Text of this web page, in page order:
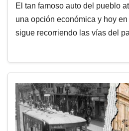
El tan famoso auto del pueblo
una opción económica y hoy
sigue recorriendo las vías del